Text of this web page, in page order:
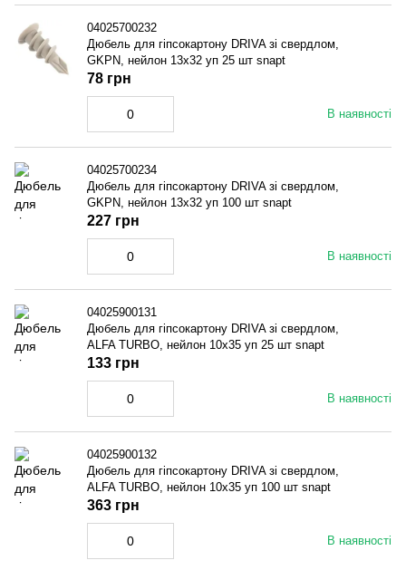
04025700232
Дюбель для гiпсокартону DRIVA зі свердлом,
GKPN, нейлон 13x32 уп 25 шт snapt
В наявності
78 грн
04025700234
Дюбель для гiпсокартону DRIVA зі свердлом,
GKPN, нейлон 13x32 уп 100 шт snapt
В наявності
227 грн
04025900131
Дюбель для гiпсокартону DRIVA зі свердлом,
ALFA TURBO, нейлон 10x35 уп 25 шт snapt
В наявності
133 грн
04025900132
Дюбель для гiпсокартону DRIVA зі свердлом,
ALFA TURBO, нейлон 10x35 уп 100 шт snapt
В наявності
363 грн